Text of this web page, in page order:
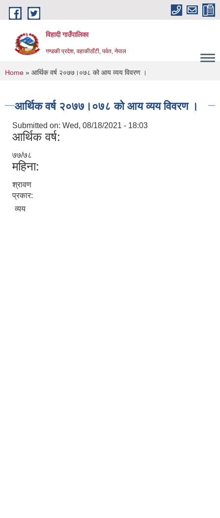
Skip to main content
विहादी गाउँपालिका
गण्डकी प्रदेश, वहाकीठाँटी, पर्वत, नेपाल
You are here
Home » आर्थिक वर्ष २०७७।०७८ को आय व्यय विवरण ।
आर्थिक वर्ष २०७७।०७८ को आय व्यय विवरण ।
Submitted on: Wed, 08/18/2021 - 18:03
आर्थिक वर्ष:
७७/७८
महिना:
श्रावण
प्रकार:
व्यय